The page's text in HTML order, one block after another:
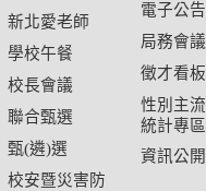
新北愛老師
學校午餐
校長會議
聯合甄選
甄(遴)選
校安暨災害防
電子公告
局務會議
徵才看板
性別主
統計專區
資訊公開